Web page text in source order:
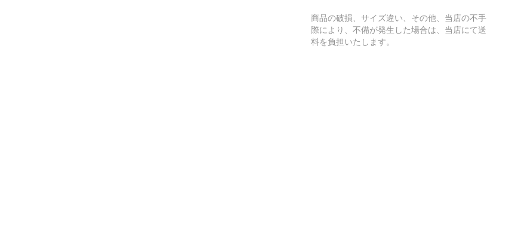
商品の破損、サイズ違い、その他、当店の不手
際により、不備が発生した場合は、当店にて送
料を負担いたします。